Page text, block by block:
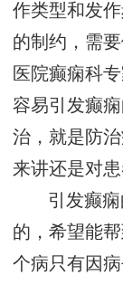
作类型和发
的制约，需
医院癫痫科
容易引发癫
治，就是防
来讲还是对
引发癫
的，希望能
个病只有因